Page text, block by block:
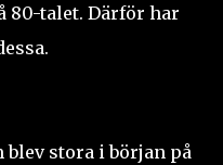
80-talet. Därför har
blev stora i början på